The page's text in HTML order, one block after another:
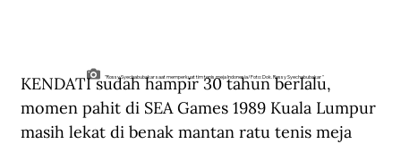
"Rossy Syechabubakar saat memperkuat tim tenis meja Indonesia/Foto: Dok. Rossy Syechabubakar "
KENDATI sudah hampir 30 tahun berlalu,
momen pahit di SEA Games 1989 Kuala Lumpur
masih lekat di benak mantan ratu tenis meja